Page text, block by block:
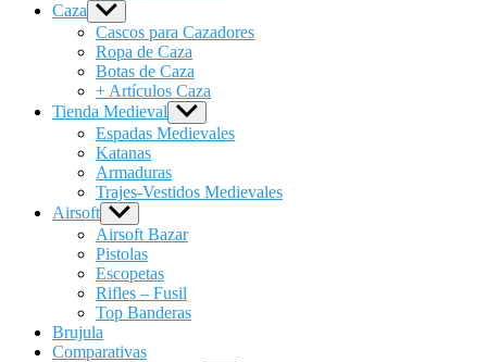
Caza Show
sub
menu
Cascos para Cazadores
Ropa de Caza
Botas de Caza
+ Artículos Caza
Tienda Medieval Show
sub
menu
Espadas Medievales
Katanas
Armaduras
Trajes-Vestidos Medievales
Airsoft Show
sub
menu
Airsoft Bazar
Pistolas
Escopetas
Rifles – Fusil
Top Banderas
Brujula
Comparativas